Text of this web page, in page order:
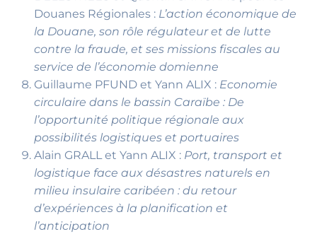
Douanes Régionales : L’action économique de
la Douane, son rôle régulateur et de lutte
contre la fraude, et ses missions fiscales au
service de l’économie domienne
Guillaume PFUND et Yann ALIX : Economie
circulaire dans le bassin Caraïbe : De
l’opportunité politique régionale aux
possibilités logistiques et portuaires
Alain GRALL et Yann ALIX : Port, transport et
logistique face aux désastres naturels en
milieu insulaire caribéen : du retour
d’expériences à la planification et
l’anticipation